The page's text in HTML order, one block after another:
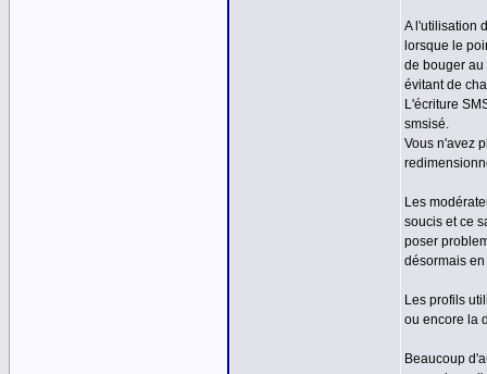
A l'utilisation
lorsque le
de bouger au
évitant de
L'écriture
smsisé.
Vous n'avez
Les
soucis et ce
poser
désormais
Les profils
ou encore la
Beaucoup